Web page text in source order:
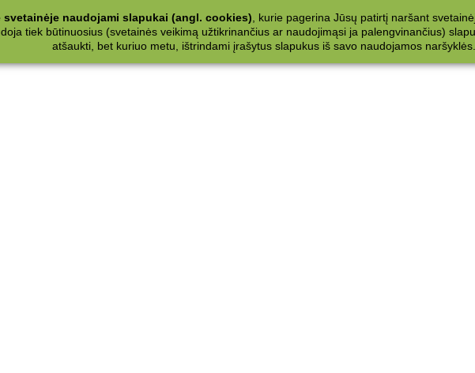
naudojami slapukai (angl. cookies) , kurie pagerina Jūsų patirtį naršant
tiek būtinuosius (svetainės veikimą užtikrinančius ar naudojimąsi ja palengvinančius)
atšaukti, bet kuriuo metu, ištrindami įrašytus slapukus iš savo naudojamos naršyklės.